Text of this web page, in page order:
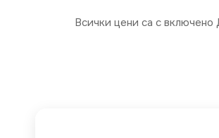
Всички цени са с